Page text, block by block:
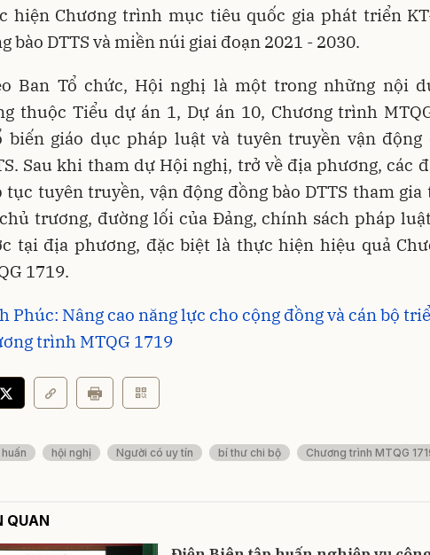
hiện Chương trình mục tiêu quốc gia phát triển
bào DTTS và miền núi giai đoạn 2021 - 2030.
Ban Tổ chức, Hội nghị là một trong những nội
thuộc Tiểu dự án 1, Dự án 10, Chương trình
biến giáo dục pháp luật và tuyên truyền vận động
Sau khi tham dự Hội nghị, trở về địa phương, các
tục tuyên truyền, vận động đồng bào DTTS tham gia
trương, đường lối của Đảng, chính sách pháp
tại địa phương, đặc biệt là thực hiện hiệu quả
1719.
Phúc: Nâng cao năng lực cho cộng đồng và cán bộ
trình MTQG 1719
hội nghị Người có uy tín bí thư chi bộ Chương trình MTQG
QUAN